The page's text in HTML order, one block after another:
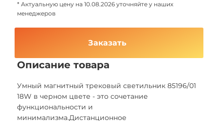
* Актуальную цену на 10.08.2026 уточняйте у наших
менеджеров
Заказать
Описание товара
Умный магнитный трековый светильник 85196/01
18W в черном цвете - это сочетание
функциональности и
минимализма.Дистанционное